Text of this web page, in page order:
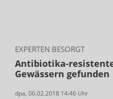
EXPERTEN BESORGT
Antibiotika-
Gewässern gefunden
dpa, 06.02.2018 14:46 Uhr